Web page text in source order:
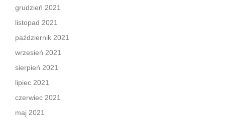
grudzień 2021
listopad 2021
październik 2021
wrzesień 2021
sierpień 2021
lipiec 2021
czerwiec 2021
maj 2021